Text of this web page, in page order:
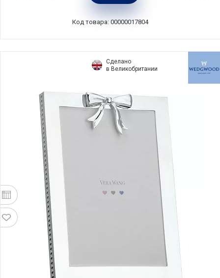
Великобритания, 54735705772
Код товара: 00000017804
Сделано
в Великобритании